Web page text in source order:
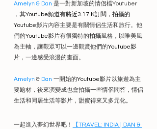
Amelyn & Dan 是一對新加坡的情侶檔Youtuber
，其Youtube頻道有將近3.17 K訂閱，拍攝的
Youtube影片內容主要是有關情侶生活和旅行。他
們的Youtube影片有很獨特的拍攝風格，以唯美風
為主軸，讓觀眾可以一邊觀賞他們的Youtube影
片，一邊感受浪漫的畫面。
Amelyn & Dan 一開始的Youtube影片以旅遊為主
要題材，後來演變成也會拍攝一些情侶問答，情侶
生活和同居生活等影片，甜蜜得來又多元化。
一起進入夢幻世界吧！ 【TRAVEL: INDIA | DAN &